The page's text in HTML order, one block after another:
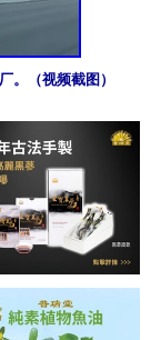
。（视频截图）